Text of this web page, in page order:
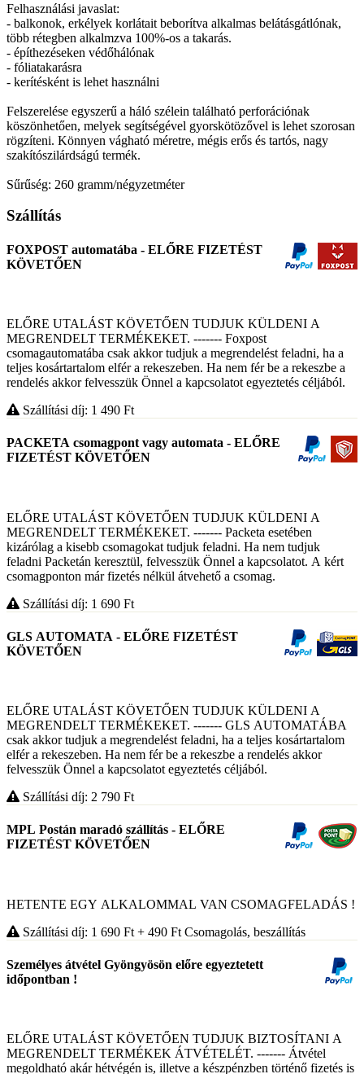
Felhasználási javaslat:
- balkonok, erkélyek korlátait beborítva alkalmas belátásgátlónak,
több rétegben alkalmzva 100%-os a takarás.
- építhezéseken védőhálónak
- fóliatakarásra
- kerítésként is lehet használni
Felszerelése egyszerű a háló szélein található perforációnak
köszönhetően, melyek segítségével gyorskötözővel is lehet szorosan
rögzíteni. Könnyen vágható méretre, mégis erős és tartós, nagy
szakítószilárdságú termék.
Sűrűség: 260 gramm/négyzetméter
Szállítás
FOXPOST automatába - ELŐRE FIZETÉST
KÖVETŐEN
ELŐRE UTALÁST KÖVETŐEN TUDJUK KÜLDENI A
MEGRENDELT TERMÉKEKET. ------- Foxpost
csomagautomatába csak akkor tudjuk a megrendelést feladni, ha a
teljes kosártartalom elfér a rekeszeben. Ha nem fér be a rekeszbe a
rendelés akkor felvesszük Önnel a kapcsolatot egyeztetés céljából.
Szállítási díj: 1 490 Ft
PACKETA csomagpont vagy automata - ELŐRE
FIZETÉST KÖVETŐEN
ELŐRE UTALÁST KÖVETŐEN TUDJUK KÜLDENI A
MEGRENDELT TERMÉKEKET. ------- Packeta esetében
kizárólag a kisebb csomagokat tudjuk feladni. Ha nem tudjuk
feladni Packetán keresztül, felvesszük Önnel a kapcsolatot. A kért
csomagponton már fizetés nélkül átvehető a csomag.
Szállítási díj: 1 690 Ft
GLS AUTOMATA - ELŐRE FIZETÉST
KÖVETŐEN
ELŐRE UTALÁST KÖVETŐEN TUDJUK KÜLDENI A
MEGRENDELT TERMÉKEKET. ------- GLS AUTOMATÁBA
csak akkor tudjuk a megrendelést feladni, ha a teljes kosártartalom
elfér a rekeszeben. Ha nem fér be a rekeszbe a rendelés akkor
felvesszük Önnel a kapcsolatot egyeztetés céljából.
Szállítási díj: 2 790 Ft
MPL Postán maradó szállítás - ELŐRE
FIZETÉST KÖVETŐEN
HETENTE EGY ALKALOMMAL VAN CSOMAGFELADÁS !
Szállítási díj: 1 690 Ft + 490 Ft Csomagolás, beszállítás
Személyes átvétel Gyöngyösön előre egyeztetett
időpontban !
ELŐRE UTALÁST KÖVETŐEN TUDJUK BIZTOSÍTANI A
MEGRENDELT TERMÉKEK ÁTVÉTELÉT. ------- Átvétel
megoldható akár hétvégén is, illetve a készpénzben történő fizetés is